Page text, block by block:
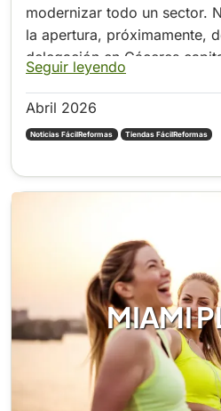
modernizar todo un sector.
la apertura, próximamente,
delegación en Cáceres
Seguir leyendo
Abril 2026
Noticias FácilReformas Tiendas FácilReformas
MIAMI